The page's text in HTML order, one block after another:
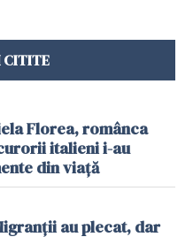
CITITE
Florea, românca
italieni i-au
din viață
au plecat, dar